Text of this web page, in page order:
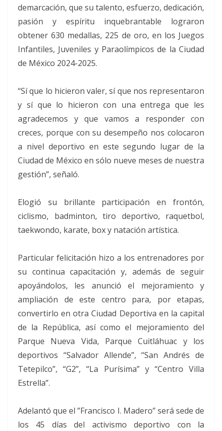
demarcación, que su talento, esfuerzo, dedicación,
pasión y espíritu inquebrantable lograron
obtener 630 medallas, 225 de oro, en los Juegos
Infantiles, Juveniles y Paraolímpicos de la Ciudad
de México 2024-2025.
“Sí que lo hicieron valer, sí que nos representaron
y sí que lo hicieron con una entrega que les
agradecemos y que vamos a responder con
creces, porque con su desempeño nos colocaron
a nivel deportivo en este segundo lugar de la
Ciudad de México en sólo nueve meses de nuestra
gestión”, señaló.
Elogió su brillante participación en frontón,
ciclismo, badminton, tiro deportivo, raquetbol,
taekwondo, karate, box y natación artística.
Particular felicitación hizo a los entrenadores por
su continua capacitación y, además de seguir
apoyándolos, les anunció el mejoramiento y
ampliación de este centro para, por etapas,
convertirlo en otra Ciudad Deportiva en la capital
de la República, así como el mejoramiento del
Parque Nueva Vida, Parque Cuitláhuac y los
deportivos “Salvador Allende”, “San Andrés de
Tetepilco”, “G2”, “La Purísima” y “Centro Villa
Estrella”.
Adelantó que el ”Francisco I. Madero” será sede de
los 45 días del activismo deportivo con la